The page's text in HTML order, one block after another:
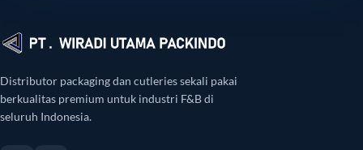
Distributor packaging dan cutleries sekali pakai
berkualitas premium untuk industri F&B di
seluruh Indonesia.